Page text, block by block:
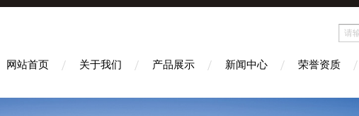
网站首页 关于我们 产品展示 新闻中心 荣誉资质